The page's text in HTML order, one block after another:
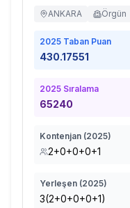
ANKARA Örgün
2025 Taban Puan
430.17551
2025 Sıralama
65240
Kontenjan (2025)
2+0+0+0+1
Yerleşen (2025)
3(2+0+0+0+1)